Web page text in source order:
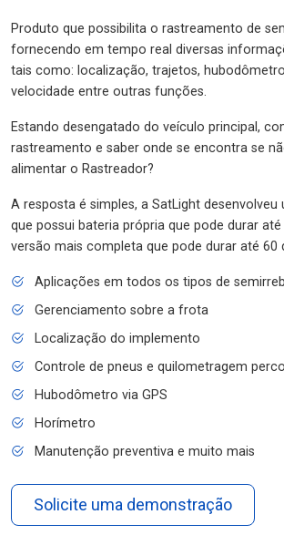
Produto que possibilita o rastreamento de
fornecendo em tempo real diversas
tais como: localização, trajetos, hubodômetro
velocidade entre outras funções.
Estando desengatado do veículo principal,
rastreamento e saber onde se encontra se
alimentar o Rastreador?
A resposta é simples, a SatLight desenvolveu
que possui bateria própria que pode durar
versão mais completa que pode durar até 60
Aplicações em todos os tipos de
Gerenciamento sobre a frota
Localização do implemento
Controle de pneus e quilometragem
Hubodômetro via GPS
Horímetro
Manutenção preventiva e muito mais
Solicite uma demonstração